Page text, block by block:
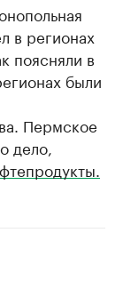
в регионах
поясняли в
были
Пермское
дело,